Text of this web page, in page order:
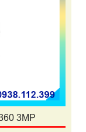
3MP